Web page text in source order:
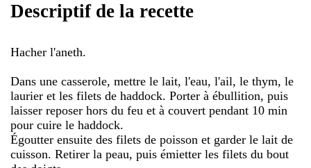
Descriptif de la recette
Hacher l'aneth.
Dans une casserole, mettre le lait, l'eau, l'ail, le thym, le
laurier et les filets de haddock. Porter à ébullition, puis
laisser reposer hors du feu et à couvert pendant 10 min
pour cuire le haddock.
Égoutter ensuite des filets de poisson et garder le lait de
cuisson. Retirer la peau, puis émietter les filets du bout